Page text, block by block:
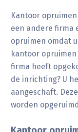
Kantoor
een andere firma
opruimen omdat
kantoor
firma heeft
de inrichting? U
aangeschaft.
worden